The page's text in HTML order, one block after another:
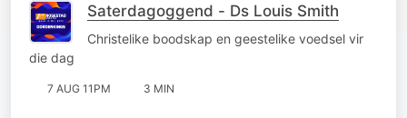
Saterdagoggend - Ds Louis Smith
Christelike boodskap en geestelike voedsel vir
die dag
7 AUG 11PM 3 MIN